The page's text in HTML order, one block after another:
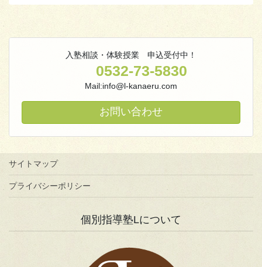
入塾相談・体験授業 申込受付中！
0532-73-5830
Mail:info@l-kanaeru.com
お問い合わせ
サイトマップ
プライバシーポリシー
個別指導塾Lについて